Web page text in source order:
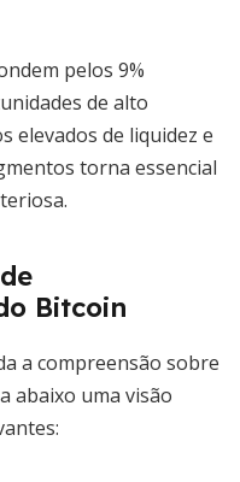
pelos 9%
de alto
elevados de liquidez e
torna essencial
Bitcoin
a compreensão sobre
abaixo uma visão